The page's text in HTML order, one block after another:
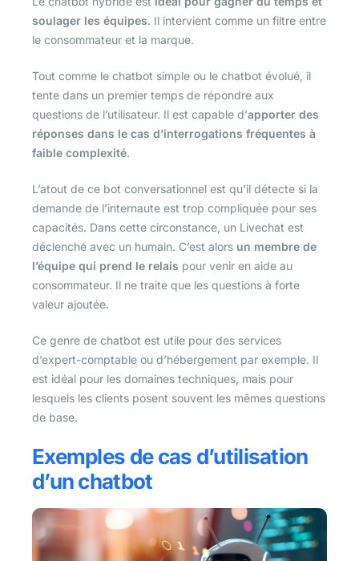
soulager les équipes. Il intervient comme un filtre entre
le consommateur et la marque.
Tout comme le chatbot simple ou le chatbot évolué, il
tente dans un premier temps de répondre aux
questions de l’utilisateur. Il est capable d’apporter des
réponses dans le cas d’interrogations fréquentes à
faible complexité.
L’atout de ce bot conversationnel est qu’il détecte si la
demande de l’internaute est trop compliquée pour ses
capacités. Dans cette circonstance, un Livechat est
déclenché avec un humain. C’est alors un membre de
l’équipe qui prend le relais pour venir en aide au
consommateur. Il ne traite que les questions à forte
valeur ajoutée.
Ce genre de chatbot est utile pour des services
d’expert-comptable ou d’hébergement par exemple. Il
est idéal pour les domaines techniques, mais pour
lesquels les clients posent souvent les mêmes questions
de base.
Exemples de cas d’utilisation
d’un chatbot